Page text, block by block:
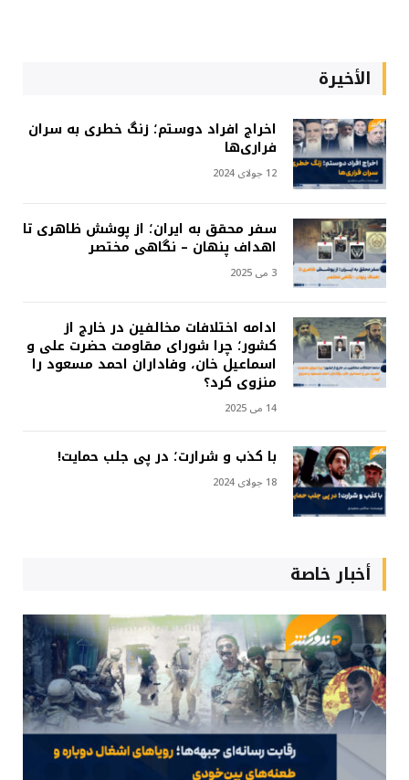
الأخيرة
اخراج افراد دوستم؛ زنگ خطری به سران
فراری‌ها
12 جولای 2024
سفر محقق به ایران؛ از پوشش ظاهری تا
اهداف پنهان – نگاهی مختصر
3 می 2025
ادامه اختلافات مخالفین در خارج از
کشور؛ چرا شورای مقاومت حضرت علی و
اسماعیل خان، وفاداران احمد مسعود را
منزوی کرد؟
14 می 2025
با کذب و شرارت؛ در پی جلب حمایت!
18 جولای 2024
أخبار خاصة